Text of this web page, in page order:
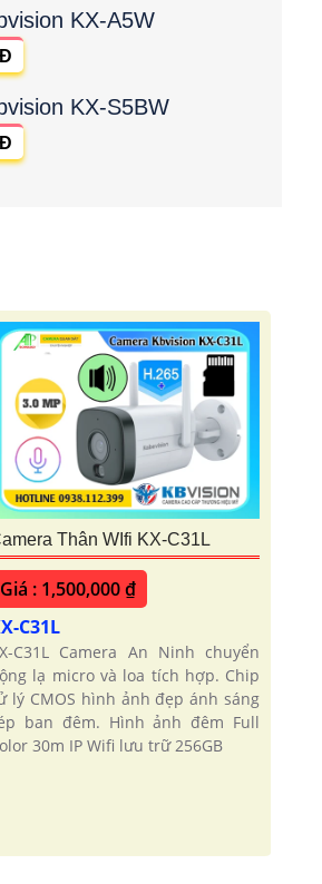
KX-A5W
KX-S5BW
Thân WIfi KX-C31L
Giá : 1,500,000 ₫
C31L
C31L Camera An Ninh chuyển
lạ micro và loa tích hợp. Chip
lý CMOS hình ảnh đẹp ánh sáng
ban đêm. Hình ảnh đêm Full
30m IP Wifi lưu trữ 256GB